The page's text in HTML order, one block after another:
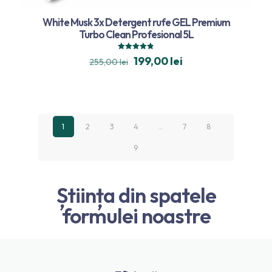
White Musk 3x Detergent rufe GEL Premium
Turbo Clean Profesional 5L
Evaluat la
4.80
255,00lei 199,00lei
1 2 3 4 7 8
9
Știința din spatele
formulei noastre